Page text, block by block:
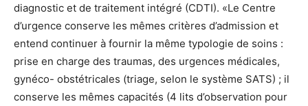
diagnostic et de traitement intégré (CDTI). «Le Centre
d’urgence conserve les mêmes critères d’admission et
entend continuer à fournir la même typologie de soins :
prise en charge des traumas, des urgences médicales,
gynéco- obstétricales (triage, selon le système SATS) ; il
conserve les mêmes capacités (4 lits d’observation pour